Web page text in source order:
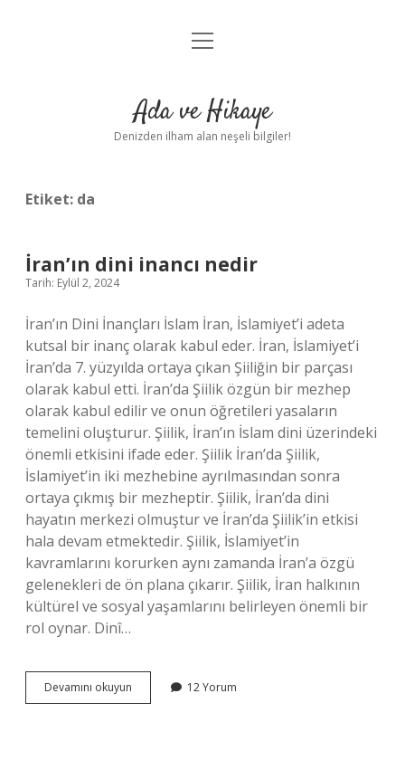
Anasayfa
Yasal Uyarı
menüyü
Ada ve Hikaye
Denizden ilham alan neşeli bilgiler!
Etiket: da
İran’ın dini inancı nedir
Tarih: Eylül 2, 2024
İran’ın Dini İnançları İslam İran, İslamiyet’i adeta
kutsal bir inanç olarak kabul eder. İran, İslamiyet’i
İran’da 7. yüzyılda ortaya çıkan Şiiliğin bir parçası
olarak kabul etti. İran’da Şiilik özgün bir mezhep
olarak kabul edilir ve onun öğretileri yasaların
temelini oluşturur. Şiilik, İran’ın İslam dini üzerindeki
önemli etkisini ifade eder. Şiilik İran’da Şiilik,
İslamiyet’in iki mezhebine ayrılmasından sonra
ortaya çıkmış bir mezheptir. Şiilik, İran’da dini
hayatın merkezi olmuştur ve İran’da Şiilik’in etkisi
hala devam etmektedir. Şiilik, İslamiyet’in
kavramlarını korurken aynı zamanda İran’a özgü
gelenekleri de ön plana çıkarır. Şiilik, İran halkının
kültürel ve sosyal yaşamlarını belirleyen önemli bir
rol oynar. Dinî…
Devamını okuyun
dini
12 Yorum